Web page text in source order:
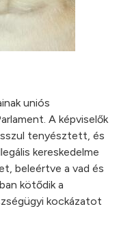
uniós
A képviselők
tenyésztett, és
kereskedelme
beleértve a vad és
kötődik a
kockázatot